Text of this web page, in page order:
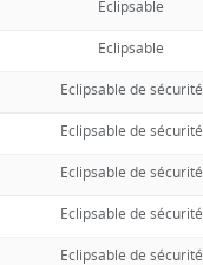
Eclipsable
Eclipsable
Eclipsable de sécurité
Eclipsable de sécurité
Eclipsable de sécurité
Eclipsable de sécurité
Eclipsable de sécurité